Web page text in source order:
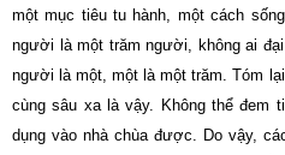
một mục tiêu tu hành, một cách
người là một trăm người, không ai
người là một, một là một trăm. Tóm
cùng sâu xa là vậy. Không thể đem
dụng vào nhà chùa được. Do vậy,